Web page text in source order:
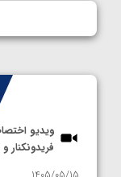
ویدیو
فریدونکنار